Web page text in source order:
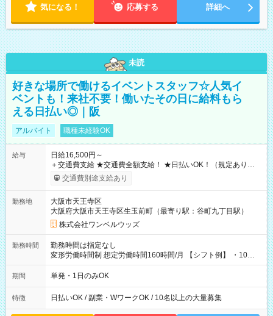
気になる！ 応募する 詳細へ
未読
好きな場所で働けるイベントスタッフ☆人気イ
ベントも！来社不要！働いたその日に給料もら
える日払い◎｜阪
アルバイト 職種未経験OK
給与
日給16,500円～
＋交通費支給 ★交通費全額支給！ ★日払いOK！（規定あり） ┗
働いたその日に現金GET♪ お仕事後はコンビニATMから 日払
交通費別途支給あり
勤務地
大阪市天王寺区
大阪府大阪市天王寺区生玉前町（最寄り駅：谷町九丁目駅）
株式会社ワンベルウッズ
勤務時間
勤務時間は指定なし
変形労働時間制 想定労働時間160時間/月 【シフト例】 ・10：
00～20：00
期間 単発・1日のみOK
特徴 日払いOK / 副業・WワークOK / 10名以上の大量募集